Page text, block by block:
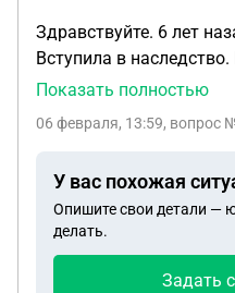
Здравствуйте. 6 лет назад, я потеряла отца.
Вступила в
перебирая старые документы, нашла
Других документов на
получить эти участки в
то с чего начать? Заранее, спасибо. Вы
один раз мне помогали!
Показать полностью
06 февраля, 13:59, вопрос
У вас похожая
Опишите свои детали —
делать.
Задать